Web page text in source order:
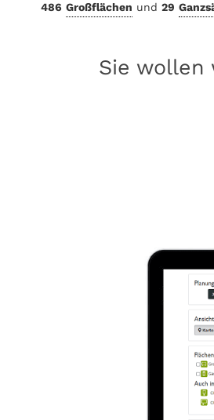
486 Großflächen und 29
Sie wollen